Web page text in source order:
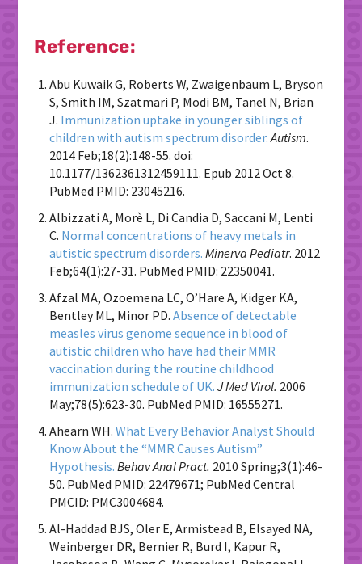
Reference:
Abu Kuwaik G, Roberts W, Zwaigenbaum L, Bryson
S, Smith IM, Szatmari P, Modi BM, Tanel N, Brian
J. Immunization uptake in younger siblings of
children with autism spectrum disorder. Autism.
2014 Feb;18(2):148-55. doi:
10.1177/1362361312459111. Epub 2012 Oct 8.
PubMed PMID: 23045216.
Albizzati A, Morè L, Di Candia D, Saccani M, Lenti
C. Normal concentrations of heavy metals in
autistic spectrum disorders. Minerva Pediatr. 2012
Feb;64(1):27-31. PubMed PMID: 22350041.
Afzal MA, Ozoemena LC, O’Hare A, Kidger KA,
Bentley ML, Minor PD. Absence of detectable
measles virus genome sequence in blood of
autistic children who have had their MMR
vaccination during the routine childhood
immunization schedule of UK. J Med Virol. 2006
May;78(5):623-30. PubMed PMID: 16555271.
Ahearn WH. What Every Behavior Analyst Should
Know About the “MMR Causes Autism”
Hypothesis. Behav Anal Pract. 2010 Spring;3(1):46-
50. PubMed PMID: 22479671; PubMed Central
PMCID: PMC3004684.
Al-Haddad BJS, Oler E, Armistead B, Elsayed NA,
Weinberger DR, Bernier R, Burd I, Kapur R,